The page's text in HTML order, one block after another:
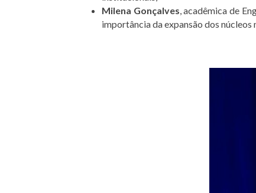
Milena Gonçalves, acadêmica de
importância da expansão dos